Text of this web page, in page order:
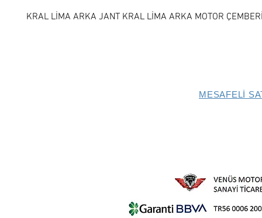
KRAL LİMA ARKA JANT KRAL LİMA ARKA MOTOR
MESAFELİ